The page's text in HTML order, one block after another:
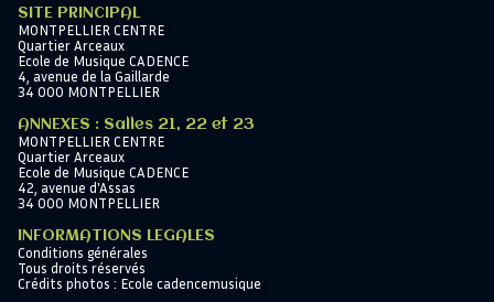
SITE PRINCIPAL
MONTPELLIER CENTRE
Quartier Arceaux
Ecole de Musique CADENCE
4, avenue de la Gaillarde
34 000 MONTPELLIER
ANNEXES : Salles 21, 22 et 23
MONTPELLIER CENTRE
Quartier Arceaux
Ecole de Musique CADENCE
42, avenue d'Assas
34 000 MONTPELLIER
INFORMATIONS LEGALES
Conditions générales
Tous droits réservés
Crédits photos : Ecole cadencemusique